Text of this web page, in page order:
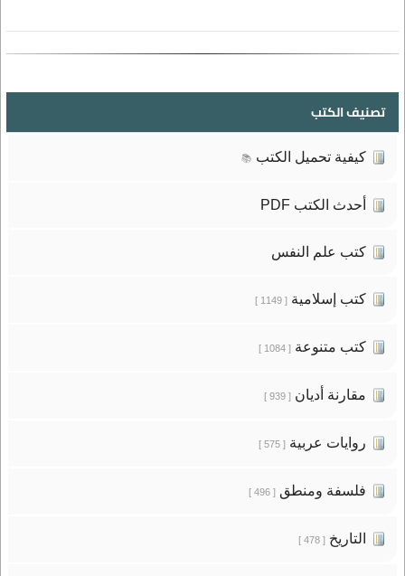
تصنيف الكتب
كيفية تحميل الكتب 📚
أحدث الكتب PDF
كتب علم النفس
كتب إسلامية[ 1149 ]
كتب متنوعة[ 1084 ]
مقارنة أديان[ 939 ]
روايات عربية[ 575 ]
فلسفة ومنطق[ 496 ]
التاريخ[ 478 ]